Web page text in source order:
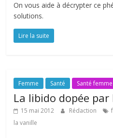
On vous aide à décrypter ce
solutions.
Lire la suite
Femme Santé Santé femme
La libido dopée par
15 mai 2012 Rédaction
la vanille